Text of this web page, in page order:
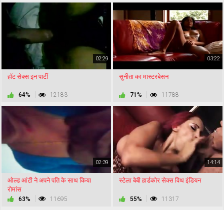
02:29
हॉट सेक्स इन पार्टी
64% 12183
03:22
सुनीता का मास्टरबेसन
71% 11788
02:39
ओल्ड आंटी ने अपने पति के साथ किया
रोमांस
63% 11695
14:14
स्टेला बेबी हार्डकोर सेक्स विथ इंडियन
55% 11317